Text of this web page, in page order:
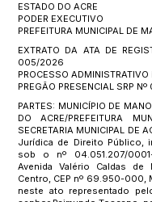
ESTADO DO ACRE
PODER EXECUTIVO
PREFEITURA MUNICIPAL DE
EXTRATO DA ATA DE
005/2026
PROCESSO
PREGÃO PRESENCIAL SRP
PARTES: MUNICÍPIO DE
DO ACRE/PREFEITURA
SECRETARIA MUNICIPAL DE
Jurídica de Direito Público,
sob o nº
04.051.207/
Avenida Valério Caldas de
Centro, CEP nº 69.950-000
neste ato representado